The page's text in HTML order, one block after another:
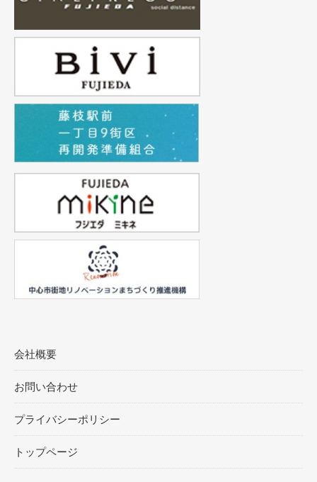
会社概要
お問い合わせ
プライバシーポリシー
トップページ